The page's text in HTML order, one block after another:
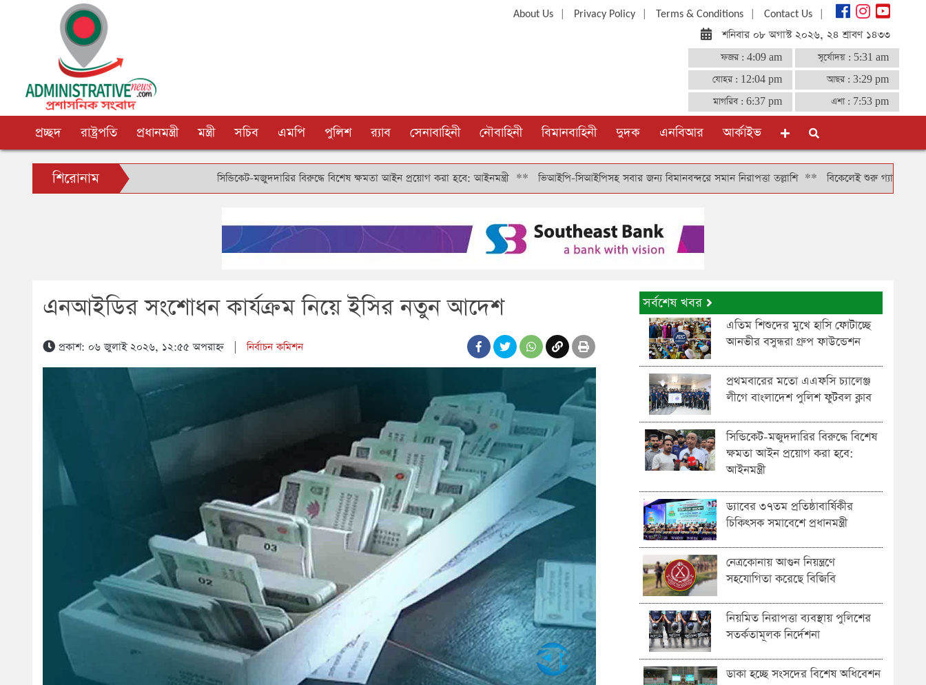
About Us| Privacy Policy| Terms & Conditions| Contact Us|
শনিবার ০৮ অগাস্ট ২০২৬, ২৪ শ্রাবণ ১৪৩৩
ফজর : 4:09 am সূর্যোদয় : 5:31 am
যোহর : 12:04 pm আছর : 3:29 pm
মাগরিব : 6:37 pm এশা : 7:53 pm
প্রচ্ছদ রাষ্ট্রপতি প্রধানমন্ত্রী মন্ত্রী সচিব এমপি পুলিশ র‍্যাব সেনাবাহিনী নৌবাহিনী বিমানবাহিনী দুদক এনবিআর আর্কাইভ
শিরোনাম সিন্ডিকেট-মজুদদারির বিরুদ্ধে বিশেষ ক্ষমতা আইন প্রয়োগ করা হবে: আইনমন্ত্রী**ভিআইপি-সিআইপিসহ সবার জন্য বিমানবন্দরে সমান নিরাপত্তা তল্লাশি**বিকেলেই শুরু গ্যাস সঞ্চালন, দুই-তিন
এনআইডির সংশোধন কার্যক্রম নিয়ে ইসির নতুন আদেশ
প্রকাশ: ০৬ জুলাই ২০২৬, ১২:৫৫ অপরাহ্ন|নির্বাচন কমিশন
সর্বশেষ খবর
এতিম শিশুদের মুখে হাসি ফোটাচ্ছে
আনভীর বসুন্ধরা গ্রুপ ফাউন্ডেশন
প্রথমবারের মতো এএফসি চ্যালেঞ্জ
লীগে বাংলাদেশ পুলিশ ফুটবল ক্লাব
সিন্ডিকেট-মজুদদারির বিরুদ্ধে বিশেষ
ক্ষমতা আইন প্রয়োগ করা হবে:
আইনমন্ত্রী
ড্যাবের ৩৭তম প্রতিষ্ঠাবার্ষিকীর
চিকিৎসক সমাবেশে প্রধানমন্ত্রী
নেত্রকোনায় আগুন নিয়ন্ত্রণে
সহযোগিতা করেছে বিজিবি
নিয়মিত নিরাপত্তা ব্যবস্থায় পুলিশের
সতর্কতামূলক নির্দেশনা
ডাকা হচ্ছে সংসদের বিশেষ অধিবেশন